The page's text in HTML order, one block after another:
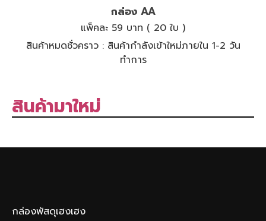
กล่อง AA
แพ็คละ 59 บาท ( 20 ใบ )
สินค้าหมดชั่วคราว : สินค้ากำลังเข้าใหม่ภายใน 1-2 วัน
ทำการ
สินค้ามาใหม่
กล่องพัสดุเฮงเฮง